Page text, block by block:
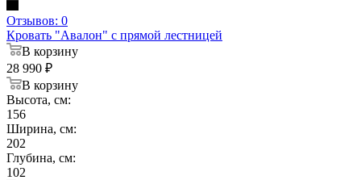
Отзывов: 0
Кровать "Авалон" с прямой лестницей
В корзину
28 990 ₽
В корзину
Высота, см:
156
Ширина, см:
202
Глубина, см:
102